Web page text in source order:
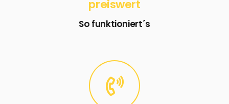
preiswert
So funktioniert´s